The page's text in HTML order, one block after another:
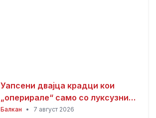
Уапсени двајца крадци кои
„оперирале“ само со луксузни
автомобили
Балкан • 7 август 2026